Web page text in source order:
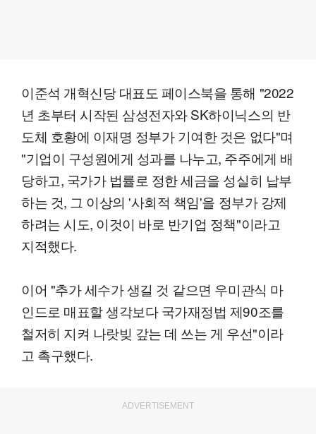
이준석 개혁신당 대표도 페이스북을 통해 "2022
년 초부터 시작된 삼성전자와 SK하이닉스의 반
도체 호황에 이재명 정부가 기여한 것은 없다"며
"기업이 구성원에게 성과를 나누고, 주주에게 배
당하고, 국가가 법률로 정한 세금을 성실히 납부
하는 것, 그 이상의 '사회적 책임'을 정부가 강제
하려는 시도, 이것이 바로 반기업 정책"이라고
지적했다.
이어 "추가 세수가 생길 것 같으면 우미관식 마
인드로 매표할 생각보다 국가재정법 제90조를
철저히 지켜 나랏빚 갚는 데 쓰는 게 우선"이라
고 촉구했다.
ADVERTISEMENT